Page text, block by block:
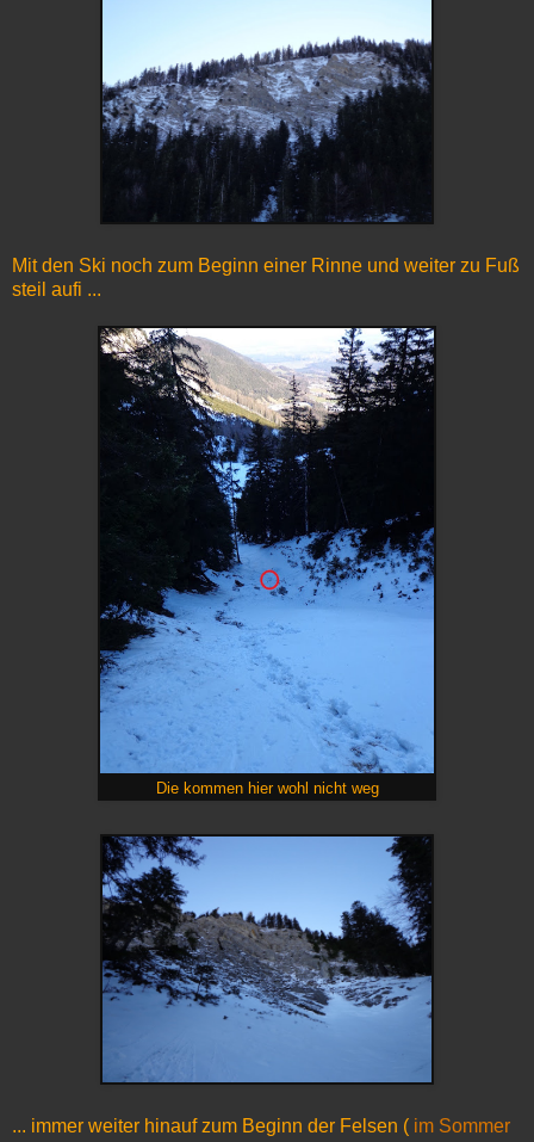
Mit den Ski noch zum Beginn einer Rinne und weiter zu Fuß
steil aufi ...
Die kommen hier wohl nicht weg
... immer weiter hinauf zum Beginn der Felsen ( im Sommer